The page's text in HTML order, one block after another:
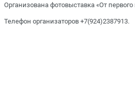
Организована фотовыставка «От
Телефон организаторов +7(924)2387913.